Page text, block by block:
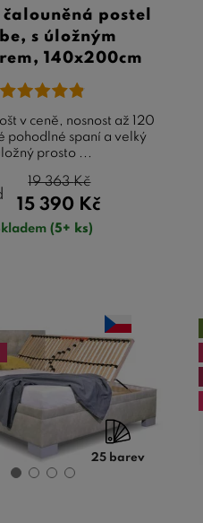
čalouněná postel
s úložným
140x200cm
v ceně, nosnost až 120
pohodlné spaní a velký
prosto ...
15 390 Kč
19 363Kč
(5+ ks)
25 barev